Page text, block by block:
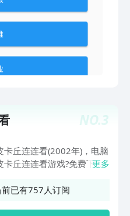
标可重新开始游戏。
NO.3
卡丘连连看(2002年)，电脑
卡丘连连看游戏?免费下
Game 2002: 这个游戏
更多
已有757人订阅